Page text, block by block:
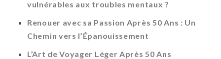
vulnérables aux troubles mentaux ?
Renouer avec sa Passion Après 50 Ans : Un
Chemin vers l’Épanouissement
L’Art de Voyager Léger Après 50 Ans